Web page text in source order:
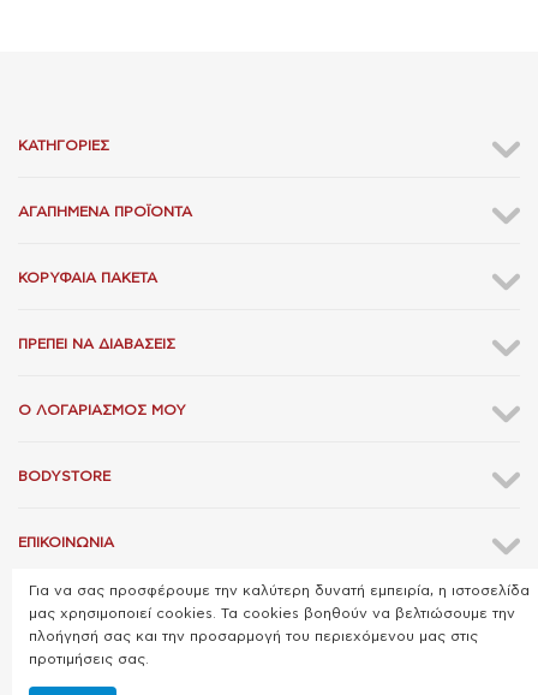
ΚΑΤΗΓΟΡΊΕΣ
ΑΓΑΠΗΜΈΝΑ ΠΡΟΪΌΝΤΑ
ΚΟΡΥΦΑΊΑ ΠΑΚΈΤΑ
ΠΡΈΠΕΙ ΝΑ ΔΙΑΒΆΣΕΙΣ
Ο ΛΟΓΑΡΙΑΣΜΌΣ ΜΟΥ
BODYSTORE
ΕΠΙΚΟΙΝΩΝΊΑ
Για να σας προσφέρουμε την καλύτερη δυνατή εμπειρία, η ιστοσελίδα
μας χρησιμοποιεί cookies. Τα cookies βοηθούν να βελτιώσουμε την
πλοήγησή σας και την προσαρμογή του περιεχόμενου μας στις
προτιμήσεις σας.